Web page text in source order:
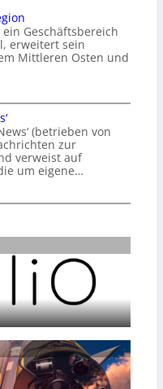
ein Geschäftsbereich
erweitert sein
Mittleren Osten und
(betrieben von
zur
verweist auf
um eigene…